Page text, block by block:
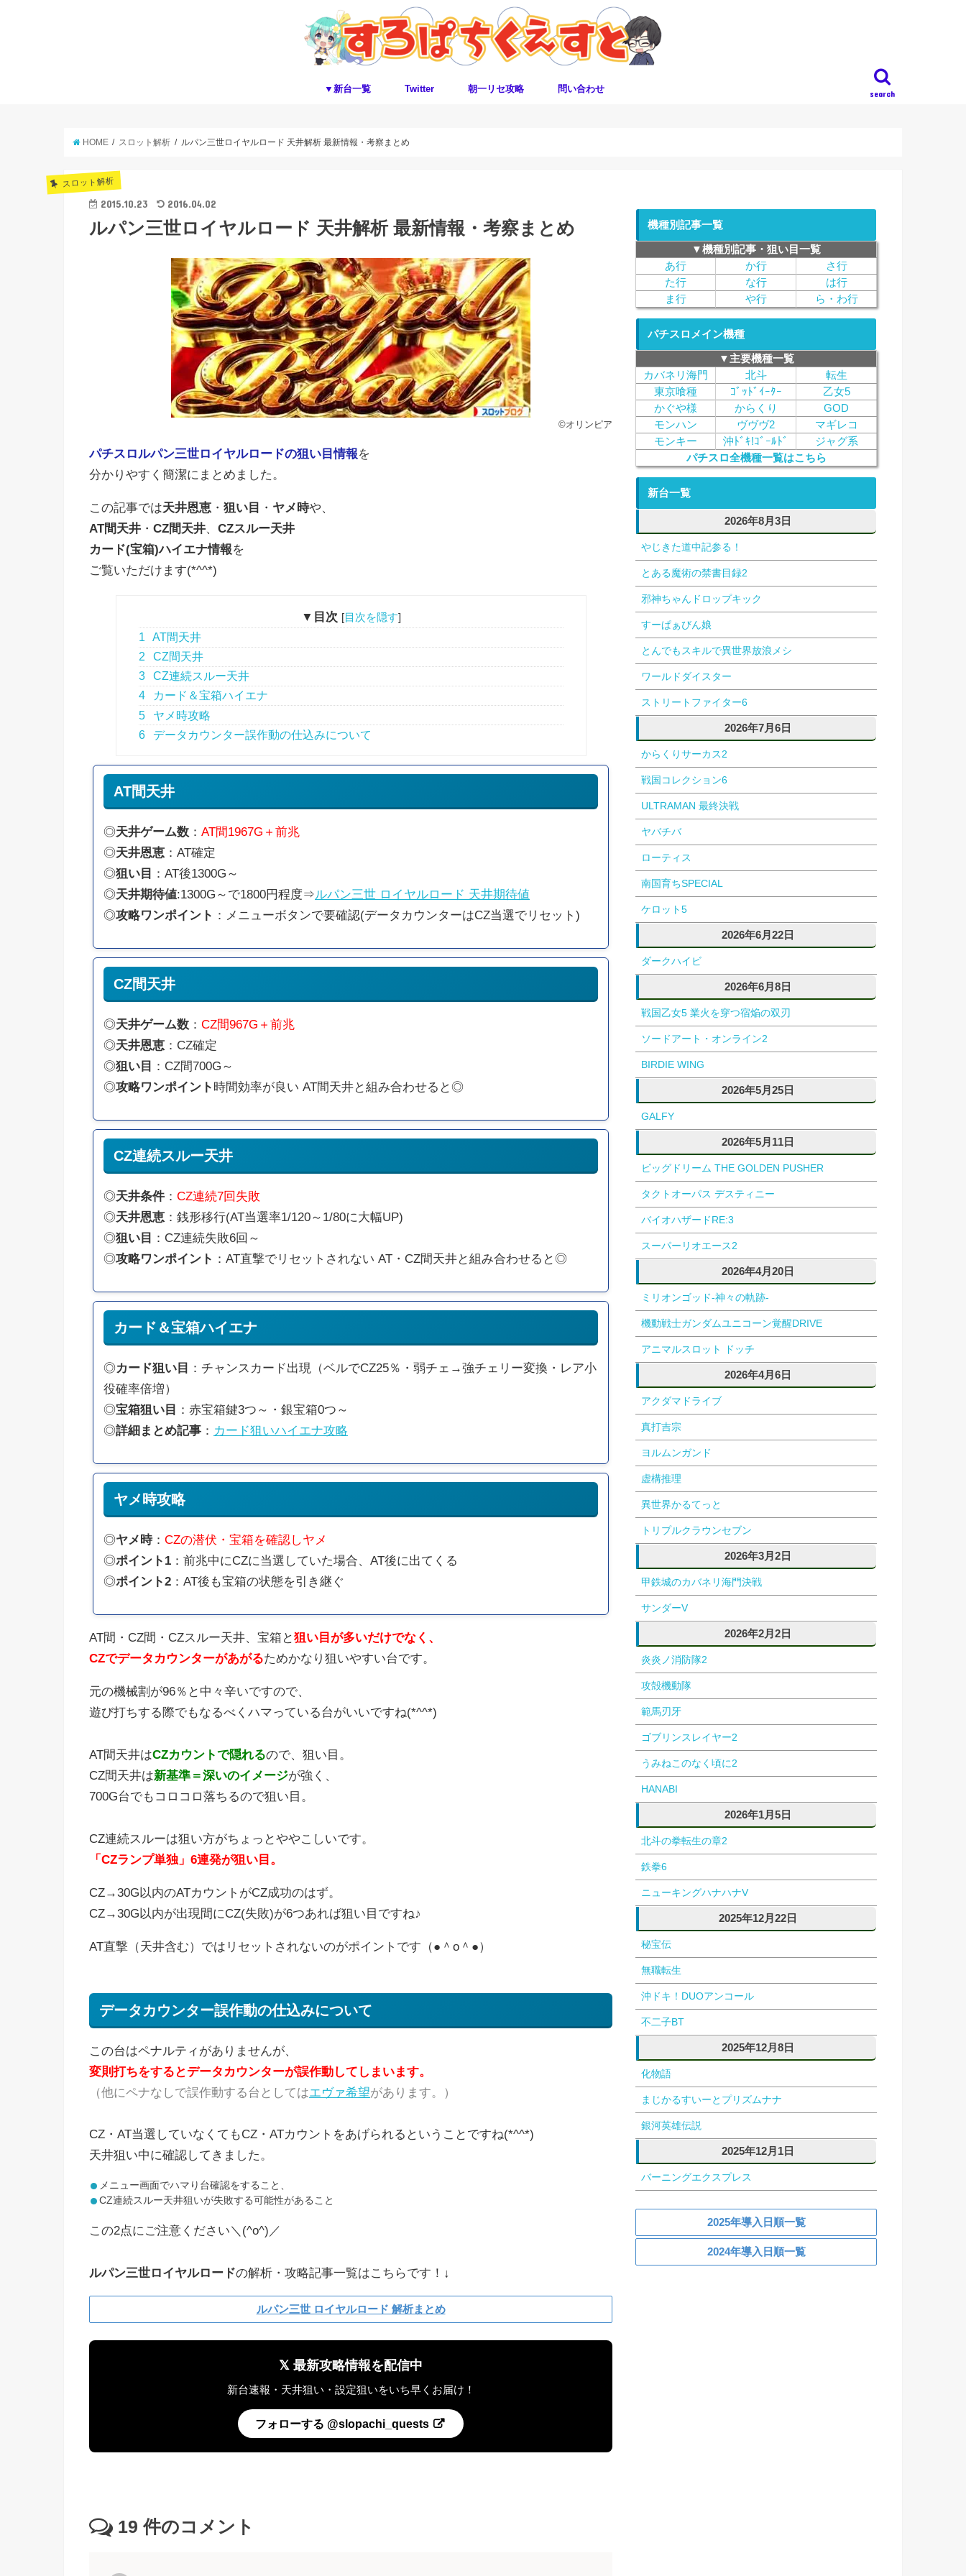
search
▼新台一覧 Twitter 朝一リセ攻略 問い合わせ
HOME スロット解析 ルパン三世ロイヤルロード 天井解析 最新情報・考察まとめ
スロット解析
2015.10.23 2016.04.02
ルパン三世ロイヤルロード 天井解析 最新情報・考察まとめ
©オリンピア
パチスロルパン三世ロイヤルロードの狙い目情報を
分かりやすく簡潔にまとめました。
この記事では天井恩恵 ・ 狙い目 ・ ヤメ時や、
AT間天井 ・ CZ間天井、 CZスルー天井
カード(宝箱)ハイエナ情報を
ご覧いただけます(*^^*)
▼目次 [目次を隠す]
1
AT間天井
2
CZ間天井
3
CZ連続スルー天井
4
カード＆宝箱ハイエナ
5
ヤメ時攻略
6
データカウンター誤作動の仕込みについて
AT間天井
◎天井ゲーム数 ： AT間1967G＋前兆
◎天井恩恵 ：AT確定
◎狙い目 ：AT後1300G～
◎天井期待値:1300G～で1800円程度⇒ルパン三世 ロイヤルロード 天井期待値
◎攻略ワンポイント ：メニューボタンで要確認(データカウンターはCZ当選でリセット)
CZ間天井
◎天井ゲーム数 ： CZ間967G＋前兆
◎天井恩恵 ：CZ確定
◎狙い目 ：CZ間700G～
◎攻略ワンポイント 時間効率が良い AT間天井と組み合わせると◎
CZ連続スルー天井
◎天井条件 ： CZ連続7回失敗
◎天井恩恵 ：銭形移行(AT当選率1/120～1/80に大幅UP)
◎狙い目 ：CZ連続失敗6回～
◎攻略ワンポイント ：AT直撃でリセットされない AT・CZ間天井と組み合わせると◎
カード＆宝箱ハイエナ
◎カード狙い目 ：チャンスカード出現（ベルでCZ25％・弱チェ→強チェリー変換・レア小
役確率倍増）
◎宝箱狙い目 ：赤宝箱鍵3つ～・銀宝箱0つ～
◎詳細まとめ記事 ： カード狙いハイエナ攻略
ヤメ時攻略
◎ヤメ時： CZの潜伏・宝箱を確認しヤメ
◎ポイント1 ：前兆中にCZに当選していた場合、AT後に出てくる
◎ポイント2 ：AT後も宝箱の状態を引き継ぐ
AT間・CZ間・CZスルー天井、宝箱と狙い目が多いだけでなく、
CZでデータカウンターがあがるためかなり狙いやすい台です。
元の機械割が96％と中々辛いですので、
遊び打ちする際でもなるべくハマっている台がいいですね(*^^*)
AT間天井はCZカウントで隠れるので、狙い目。
CZ間天井は新基準＝深いのイメージが強く、
700G台でもコロコロ落ちるので狙い目。
CZ連続スルーは狙い方がちょっとややこしいです。
「CZランプ単独」6連発が狙い目。
CZ→30G以内のATカウントがCZ成功のはず。
CZ→30G以内が出現間にCZ(失敗)が6つあれば狙い目ですね♪
AT直撃（天井含む）ではリセットされないのがポイントです（●＾o＾●）
データカウンター誤作動の仕込みについて
この台はペナルティがありませんが、
変則打ちをするとデータカウンターが誤作動してしまいます。
（他にペナなしで誤作動する台としてはエヴァ希望があります。）
CZ・AT当選していなくてもCZ・ATカウントをあげられるということですね(*^^*)
天井狙い中に確認してきました。
メニュー画面でハマり台確認をすること、
CZ連続スルー天井狙いが失敗する可能性があること
この2点にご注意ください＼(^o^)／
ルパン三世ロイヤルロードの解析・攻略記事一覧はこちらです！↓
ルパン三世 ロイヤルロード 解析まとめ
𝕏 最新攻略情報を配信中
新台速報・天井狙い・設定狙いをいち早くお届け！
フォローする @slopachi_quests
19 件のコメント
機種別記事一覧
▼機種別記事・狙い目一覧
あ行
か行
さ行
た行
な行
は行
ま行
や行 ら・わ行
パチスロメイン機種
▼主要機種一覧
カバネリ海門
北斗
転生
東京喰種
ｺﾞｯﾄﾞｲｰﾀｰ
乙女5
かぐや様
からくり
GOD
モンハン
ヴヴヴ2
マギレコ
モンキー
沖ﾄﾞｷ!ｺﾞｰﾙﾄﾞ
ジャグ系
パチスロ全機種一覧はこちら
新台一覧
2026年8月3日
やじきた道中記参る！
とある魔術の禁書目録2
邪神ちゃんドロップキック
すーぱぁびん娘
とんでもスキルで異世界放浪メシ
ワールドダイスター
ストリートファイター6
2026年7月6日
からくりサーカス2
戦国コレクション6
ULTRAMAN 最終決戦
ヤバチバ
ローティス
南国育ちSPECIAL
ケロット5
2026年6月22日
ダークハイビ
2026年6月8日
戦国乙女5 業火を穿つ宿焔の双刃
ソードアート・オンライン2
BIRDIE WING
2026年5月25日
GALFY
2026年5月11日
ビッグドリーム THE GOLDEN PUSHER
タクトオーパス デスティニー
バイオハザードRE:3
スーパーリオエース2
2026年4月20日
ミリオンゴッド-神々の軌跡-
機動戦士ガンダムユニコーン覚醒DRIVE
アニマルスロット ドッチ
2026年4月6日
アクダマドライブ
真打吉宗
ヨルムンガンド
虚構推理
異世界かるてっと
トリプルクラウンセブン
2026年3月2日
甲鉄城のカバネリ海門決戦
サンダーV
2026年2月2日
炎炎ノ消防隊2
攻殻機動隊
範馬刃牙
ゴブリンスレイヤー2
うみねこのなく頃に2
HANABI
2026年1月5日
北斗の拳転生の章2
鉄拳6
ニューキングハナハナV
2025年12月22日
秘宝伝
無職転生
沖ドキ！DUOアンコール
不二子BT
2025年12月8日
化物語
まじかるすいーとプリズムナナ
銀河英雄伝説
2025年12月1日
バーニングエクスプレス
2025年導入日順一覧
2024年導入日順一覧